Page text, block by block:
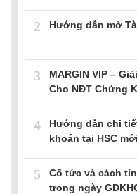
2 Hướng dẫn mở
3
MARGIN VIP –
Cho NĐT Chứng
4
Hướng dẫn chi
khoán tại HSC
5
Cổ tức và cách
trong ngày